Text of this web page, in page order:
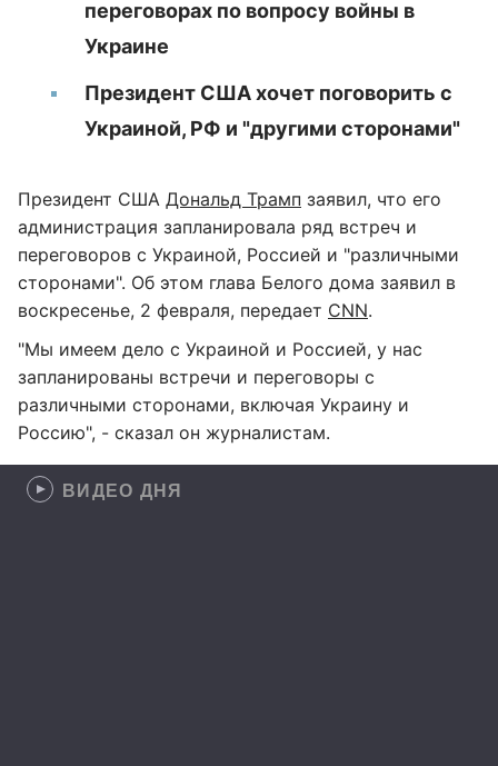
переговорах по вопросу войны в
Украине
Президент США хочет поговорить с
Украиной, РФ и "другими сторонами"
Президент США Дональд Трамп заявил, что его
администрация запланировала ряд встреч и
переговоров с Украиной, Россией и "различными
сторонами". Об этом глава Белого дома заявил в
воскресенье, 2 февраля, передает CNN.
"Мы имеем дело с Украиной и Россией, у нас
запланированы встречи и переговоры с
различными сторонами, включая Украину и
Россию", - сказал он журналистам.
ВИДЕО ДНЯ